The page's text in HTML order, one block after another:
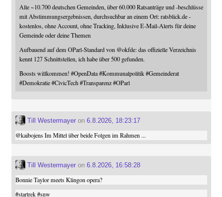
Alle ~10.700 deutschen Gemeinden, über 60.000 Ratsanträge und -beschlüsse
mit Abstimmungsergebnissen, durchsuchbar an einem Ort: ratsblick.de -
kostenlos, ohne Account, ohne Tracking, Inklusive E-Mail-Alerts für deine
Gemeinde oder deine Themen
Aufbauend auf dem OParl-Standard von @okfde: das offizielle Verzeichnis
kennt 127 Schnittstellen, ich habe über 500 gefunden.
Boosts willkommen! #OpenData #Kommunalpolitik #Gemeinderat
#Demokratie #CivicTech #Transparenz #OParl
Till Westermayeron 6.8.2026, 18:23:17
@kaibojensIm Mittel über beide Folgen im Rahmen ...
Till Westermayeron 6.8.2026, 16:58:28
Bonnie Taylor meets Klingon opera?
#startrek #snw